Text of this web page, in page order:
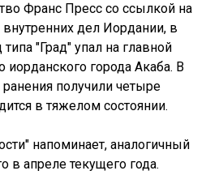
Франс Пресс со ссылкой на
дел Иордании, в
"Град" упал на главной
иорданского города Акаба. В
ранения получили четыре
в тяжелом состоянии.
напоминает, аналогичный
в апреле текущего года.